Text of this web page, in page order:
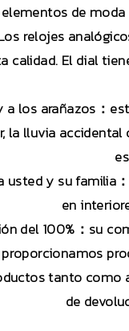
elementos de
relojes
calidad. El dial
a los arañazos：
la lluvia
usted y su familia
en
del 100%：su
tanto como
de